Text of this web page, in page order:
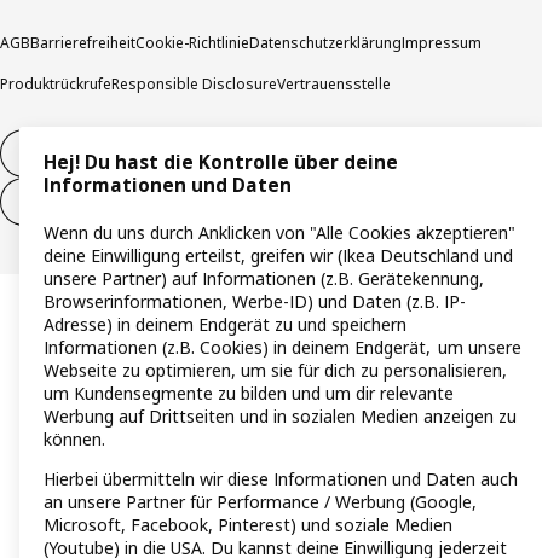
AGBBarrierefreiheitCookie-RichtlinieDatenschutzerklärungImpressum
ProduktrückrufeResponsible DisclosureVertrauensstelle
Vertrag widerrufen
Hej! Du hast die Kontrolle über deine
Informationen und Daten
Wenn du uns durch Anklicken von "Alle Cookies akzeptieren"
deine Einwilligung erteilst, greifen wir (Ikea Deutschland und
unsere Partner) auf Informationen (z.B. Gerätekennung,
Browserinformationen, Werbe-ID) und Daten (z.B. IP-
Adresse) in deinem Endgerät zu und speichern
Informationen (z.B. Cookies) in deinem Endgerät, um unsere
Webseite zu optimieren, um sie für dich zu personalisieren,
um Kundensegmente zu bilden und um dir relevante
Werbung auf Drittseiten und in sozialen Medien anzeigen zu
können.
Hierbei übermitteln wir diese Informationen und Daten auch
an unsere Partner für Performance / Werbung (Google,
Microsoft, Facebook, Pinterest) und soziale Medien
(Youtube) in die USA. Du kannst deine Einwilligung jederzeit